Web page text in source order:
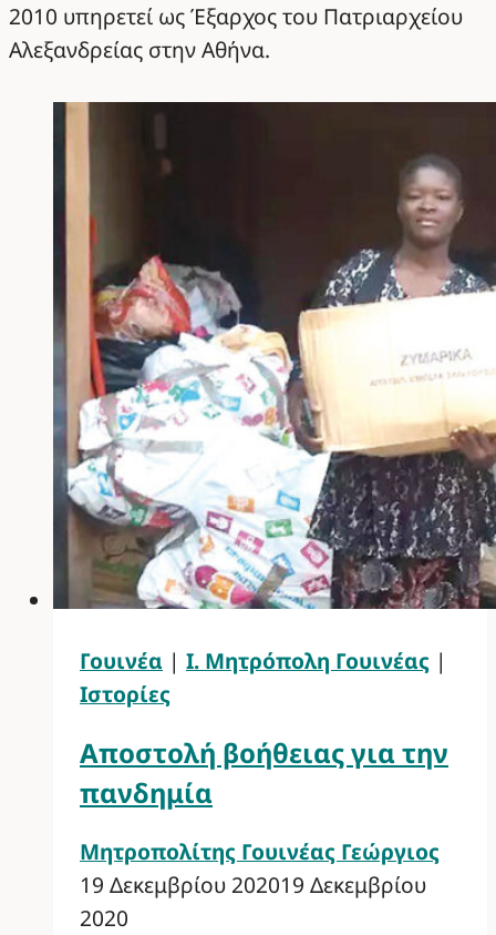
2010 υπηρετεί ως Έξαρχος του Πατριαρχείου
Αλεξανδρείας στην Αθήνα.
Γουινέα | Ι. Μητρόπολη Γουινέας |
Ιστορίες
Αποστολή βοήθειας για την
πανδημία
Μητροπολίτης Γουινέας Γεώργιος
19 Δεκεμβρίου 202019 Δεκεμβρίου
2020